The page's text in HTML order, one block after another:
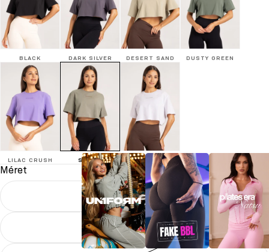
BLACK DARK SILVER DESERT SAND DUSTY GREEN
LILAC CRUSH SAFARI WHITE
Méret
XS
S